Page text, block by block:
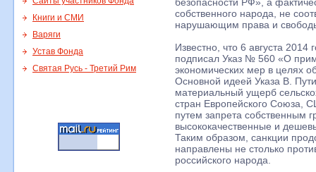
Книги и СМИ
Варяги
Устав Фонда
Святая Русь - Третий Рим
собственного народа, не
нарушающим права и
Известно, что 6 августа
подписал Указ № 560 «О
экономических мер в целях
Основной идеей Указа В.
материальный ущерб
стран Европейского Союза,
путем запрета собственным
высококачественные и
Таким образом, санкции
направлены не столько
российского народа.